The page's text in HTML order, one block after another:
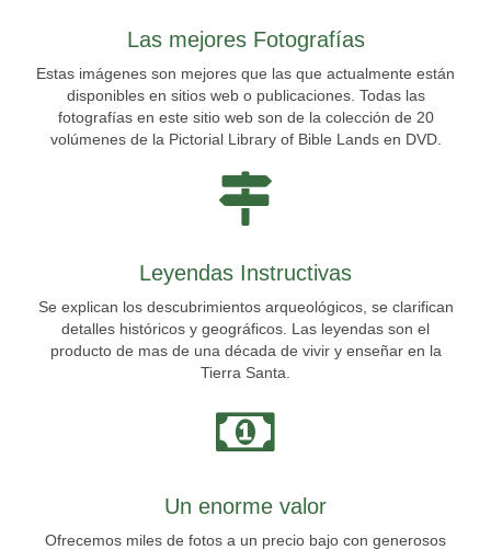
Las mejores Fotografías
Estas imágenes son mejores que las que actualmente están
disponibles en sitios web o publicaciones. Todas las
fotografías en este sitio web son de la colección de 20
volúmenes de la Pictorial Library of Bible Lands en DVD.
Leyendas Instructivas
Se explican los descubrimientos arqueológicos, se clarifican
detalles históricos y geográficos. Las leyendas son el
producto de mas de una década de vivir y enseñar en la
Tierra Santa.
Un enorme valor
Ofrecemos miles de fotos a un precio bajo con generosos